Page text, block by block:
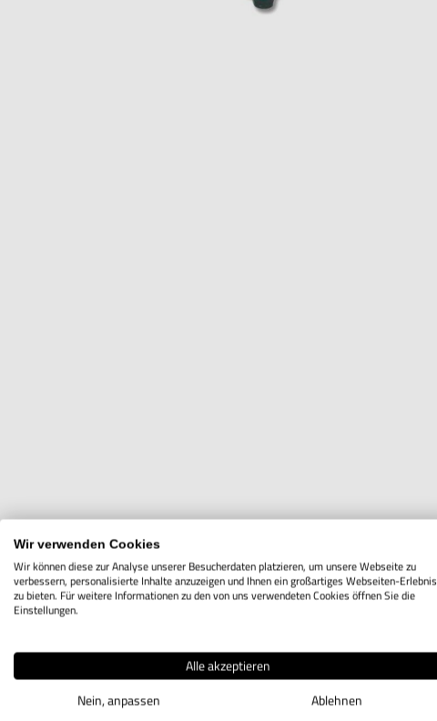
Wir verwenden Cookies
Wir können diese zur Analyse unserer Besucherdaten platzieren, um unsere Webseite zu
verbessern, personalisierte Inhalte anzuzeigen und Ihnen ein großartiges Webseiten-Erlebnis
zu bieten. Für weitere Informationen zu den von uns verwendeten Cookies öffnen Sie die
Einstellungen.
Alle akzeptieren
Nein, anpassen
Ablehnen